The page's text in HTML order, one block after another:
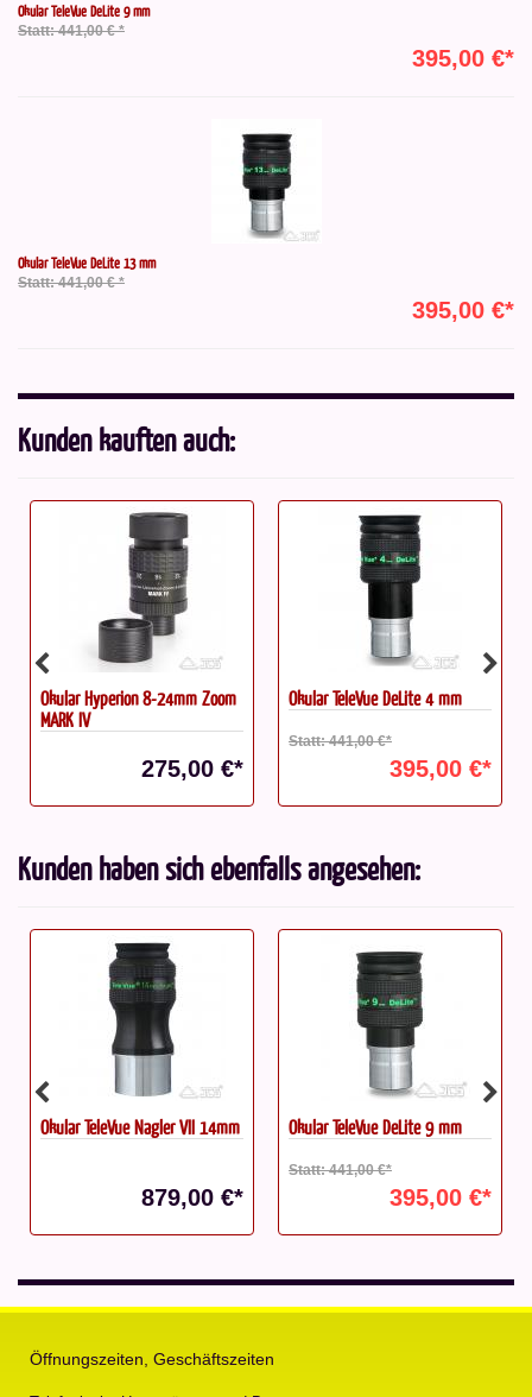
Okular TeleVue DeLite 9 mm
Statt: 441,00 € *
395,00 €*
Okular TeleVue DeLite 13 mm
Statt: 441,00 € *
395,00 €*
Kunden kauften auch:
Okular Hyperion 8-24mm Zoom
MARK IV
275,00 €*
Okular TeleVue DeLite 4 mm
Statt: 441,00 €*
395,00 €*
Kunden haben sich ebenfalls angesehen:
Okular TeleVue Nagler VII 14mm
879,00 €*
Okular TeleVue DeLite 9 mm
Statt: 441,00 €*
395,00 €*
Öffnungszeiten, Geschäftszeiten